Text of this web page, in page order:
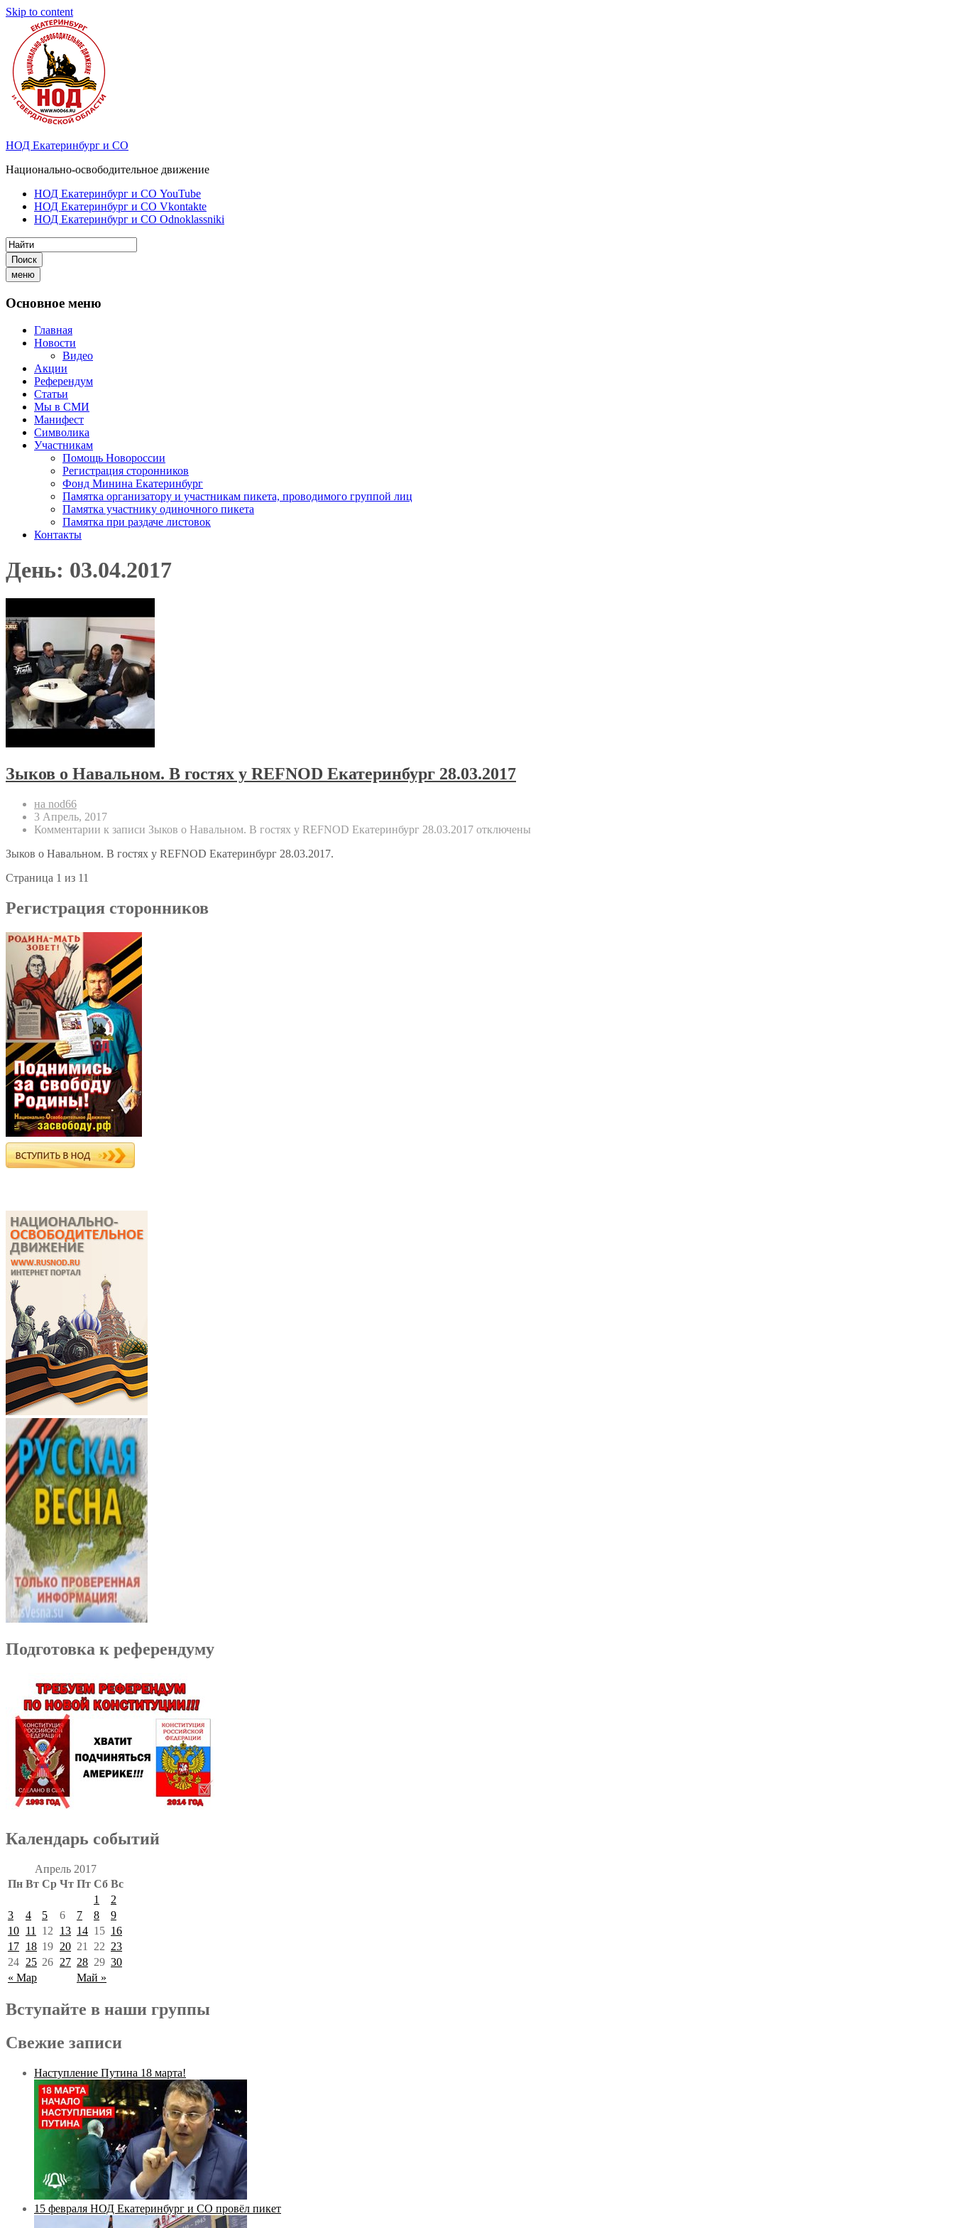
Skip to content
НОД Екатеринбург и СО
Национально-освободительное движение
НОД Екатеринбург и СО YouTube
НОД Екатеринбург и СО Vkontakte
НОД Екатеринбург и СО Odnoklassniki
Поиск
меню
Основное меню
Главная
Новости
Видео
Акции
Референдум
Статьи
Мы в СМИ
Манифест
Символика
Участникам
Помощь Новороссии
Регистрация сторонников
Фонд Минина Екатеринбург
Памятка организатору и участникам пикета, проводимого группой лиц
Памятка участнику одиночного пикета
Памятка при раздаче листовок
Контакты
День: 03.04.2017
Зыков о Навальном. В гостях у REFNOD Екатеринбург 28.03.2017
на nod66
3 Апрель, 2017
Комментарии к записи Зыков о Навальном. В гостях у REFNOD Екатеринбург 28.03.2017 отключены
Зыков о Навальном. В гостях у REFNOD Екатеринбург 28.03.2017.
Страница 1 из 11
Регистрация сторонников
Подготовка к референдуму
Календарь событий
Апрель 2017
Пн Вт Ср Чт Пт Сб Вс
« Мар Май »
1
2
3
4 5 6 7 8
9
10 11 12 13 14 15 16
17 18 19 20 21 22 23
24 25 26 27 28 29 30
Вступайте в наши группы
Свежие записи
Наступление Путина 18 марта!
15 февраля НОД Екатеринбург и СО провёл пикет